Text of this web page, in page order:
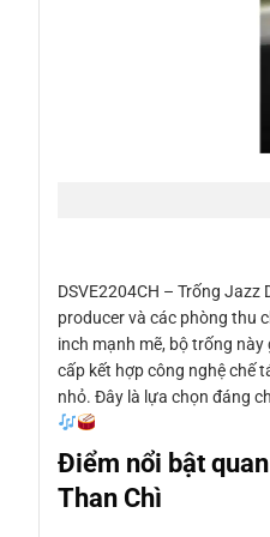
DSVE2204CH – Trống
producer và các phòng thu
inch mạnh mẽ, bộ trống
cấp kết hợp công nghệ chế
nhỏ. Đây là lựa chọn đáng
Điểm nổi bật
Than Chì